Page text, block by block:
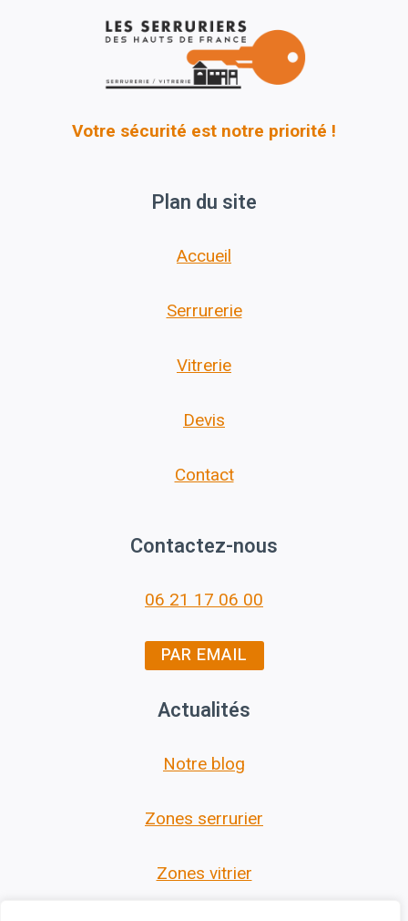
Votre sécurité est notre priorité !
Plan du site
Accueil
Serrurerie
Vitrerie
Devis
Contact
Contactez-nous
06 21 17 06 00
PAR EMAIL
Actualités
Notre blog
Zones serrurier
Zones vitrier